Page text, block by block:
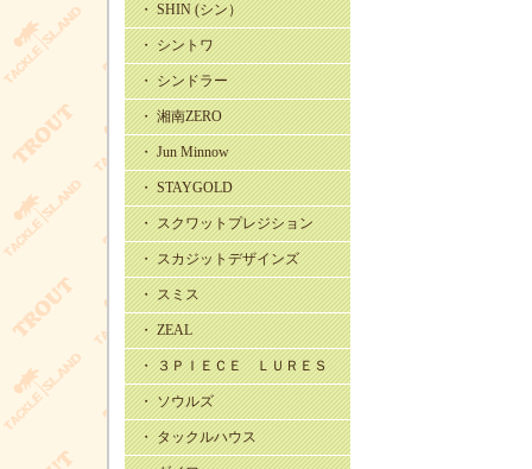
・ SHIN (シン）
・ シントワ
・ シンドラー
・ 湘南ZERO
・ Jun Minnow
・ STAYGOLD
・ スクワットプレジション
・ スカジットデザインズ
・ スミス
・ ZEAL
・ ３ＰＩＥＣＥ ＬＵＲＥＳ
・ ソウルズ
・ タックルハウス